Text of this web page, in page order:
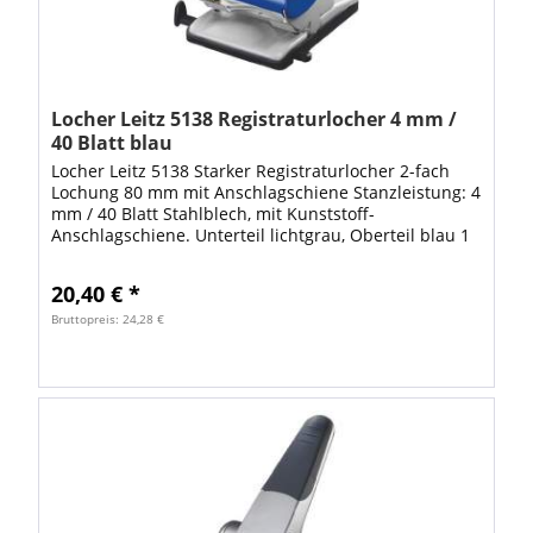
Locher Leitz 5138 Registraturlocher 4 mm /
40 Blatt blau
Locher Leitz 5138 Starker Registraturlocher 2-fach
Lochung 80 mm mit Anschlagschiene Stanzleistung: 4
mm / 40 Blatt Stahlblech, mit Kunststoff-
Anschlagschiene. Unterteil lichtgrau, Oberteil blau 1
20,40 € *
Bruttopreis: 24,28 €